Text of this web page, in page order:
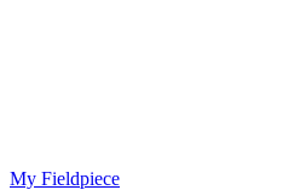
My Fieldpiece